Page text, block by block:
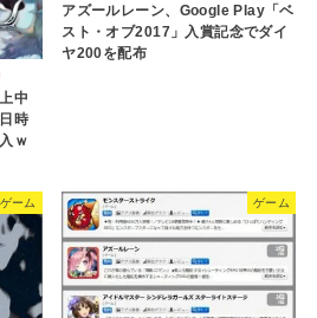
中
時
ｗ
アズールレーン、Google Play「ベ
スト・オブ2017」入賞記念でダイ
ヤ200を配布
ゲーム ゲーム